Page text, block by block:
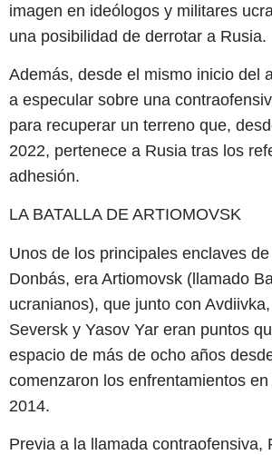
imagen en ideólogos y militares
una posibilidad de derrotar a Rusia.
Además, desde el mismo inicio del
a especular sobre una
para recuperar un terreno que,
2022, pertenece a Rusia tras los
adhesión.
LA BATALLA DE ARTIOMOVSK
Unos de los principales enclaves
Donbás, era Artiomovsk (llamado
ucranianos), que junto con
Seversk y Yasov Yar eran puntos
espacio de más de ocho años
comenzaron los enfrentamientos
2014.
Previa a la llamada contraofensiva,